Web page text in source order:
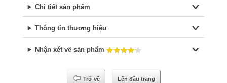
Chi tiết sản phẩm
Thông tin thương hiệu
Nhận xét về sản phẩm
Trở về Lên đầu trang